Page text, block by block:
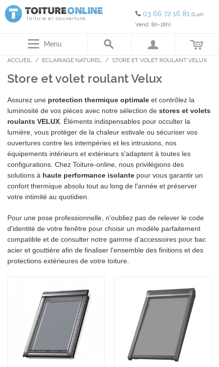
03 66 72 16 81 (Lun.
Vend. 8h-18h)
Menu
ACCUEIL / ECLAIRAGE NATUREL / STORE ET VOLET ROULANT VELUX
Store et volet roulant Velux
Assurez une protection thermique optimale et contrôlez la
luminosité de vos pièces avec notre sélection de stores et volets
roulants VELUX . Éléments indispensables pour occulter la
lumière, vous protéger de la chaleur estivale ou sécuriser vos
ouvertures contre les intempéries et les intrusions, nos
équipements intérieurs et extérieurs s'adaptent à toutes les
configurations. Chez Toiture-online, nous privilégions des
solutions à haute performance isolante pour vous garantir un
confort thermique absolu tout au long de l'année et préserver
votre intimité au quotidien.
Pour une pose professionnelle, n'oubliez pas de relever le code
d'identité de votre fenêtre pour choisir un modèle parfaitement
compatible et de consulter notre gamme d'accessoires pour bac
acier et gouttière afin de finaliser l'ensemble des finitions et des
protections extérieures de votre toiture.